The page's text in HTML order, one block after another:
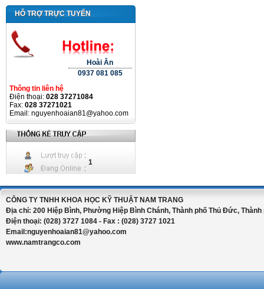
HỖ TRỢ TRỰC TUYẾN
Hoài Ân
0937 081 085
Thông tin liên hệ
Điện thoại: 028 37271084
Fax: 028 37271021
Email: nguyenhoaian81@yahoo.com
1
CÔNG TY TNHH KHOA HỌC KỸ THUẬT NAM TRANG
Địa chỉ: 200 Hiệp Bình, Phường Hiệp Bình Chánh, Thành phố Thủ Đức, Thành
Điện thoại: (028) 3727 1084 - Fax : (028) 3727 1021
Email:nguyenhoaian81@yahoo.com
www.namtrangco.com